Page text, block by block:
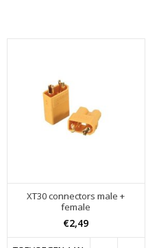
XT30 connectors male +
female
€2,49